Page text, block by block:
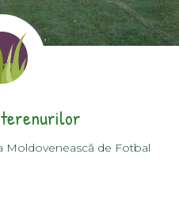
Moldovenească de Fotbal